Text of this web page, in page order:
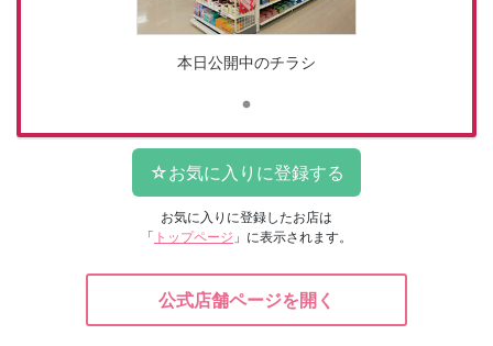
本日公開中のチラシ
お気に入りに登録したお店は
「 トップページ 」に表示されます。
公式店舗ページを開く